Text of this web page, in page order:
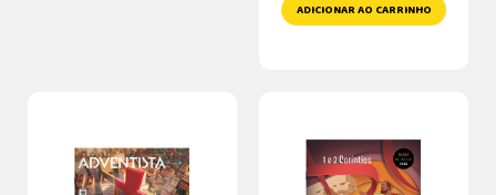
ADICIONAR AO CARRINHO